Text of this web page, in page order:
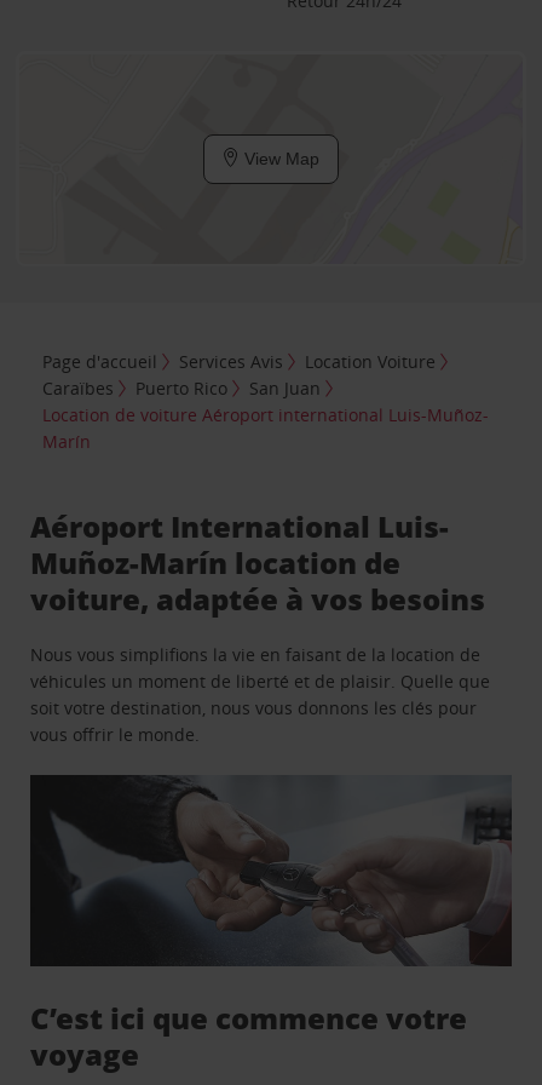
View Map
Page d'accueil Services Avis
Location Voiture
Caraïbes
Puerto Rico
San Juan
Location de voiture Aéroport international Luis-Muñoz-
Marín
Aéroport International Luis-
Muñoz-Marín location de
voiture, adaptée à vos besoins
Nous vous simplifions la vie en faisant de la location de
véhicules un moment de liberté et de plaisir. Quelle que
soit votre destination, nous vous donnons les clés pour
vous offrir le monde.
C’est ici que commence votre
voyage